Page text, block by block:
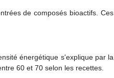
de composés bioactifs. Ces
énergétique s'explique par la
60 et 70 selon les recettes.